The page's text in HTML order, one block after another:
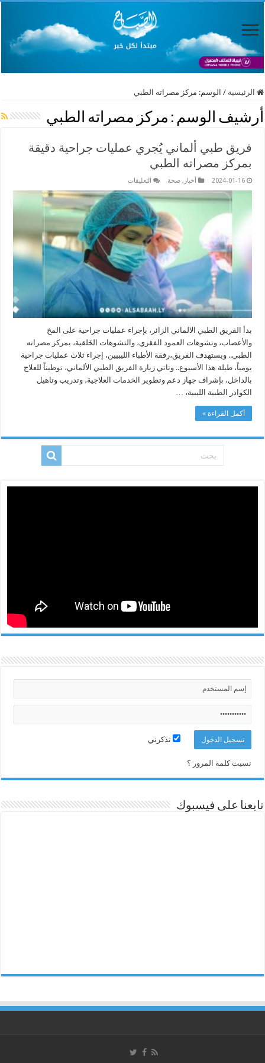
الرئيسية / الوسم: مركز مصراته الطبي
أرشيف الوسم : مركز مصراته الطبي
فريق طبي ألماني يُجري عمليات جراحية دقيقة
بمركز مصراته الطبي
2024-01-16 أخبار ,صحة التعليقات
طبي
ألماني
يُجري
عمليات
جراحية
دقيقة
بمركز
مصراته
الطبي
مغلقة
بدأ الفريق الطبي الالماني الزائر، بإجراء عمليات جراحية على المخ
والأعصاب، وتشوهات العمود الفقري، والتشوهات الخَلقية، بمركز مصراته
الطبي.. ويستهدف الفريق،رفقة الأطباء الليبيين، إجراء ثلاث عمليات جراحية
يومياً، طيلة هذا الأسبوع.. وتاتي زيارة الفريق الطبي الألماني، توطيناً للعلاج
بالداخل، بإشراف جهاز دعم وتطوير الخدمات العلاجية، وتدريب وتاهيل
الكوادر الطبية الليبية، …
أكمل القراءة »
تذكرني
نسيت كلمة المرور ؟
تابعنا على فيسبوك